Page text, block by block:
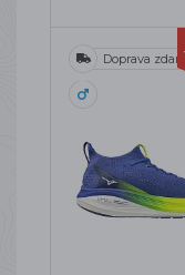
Doprava